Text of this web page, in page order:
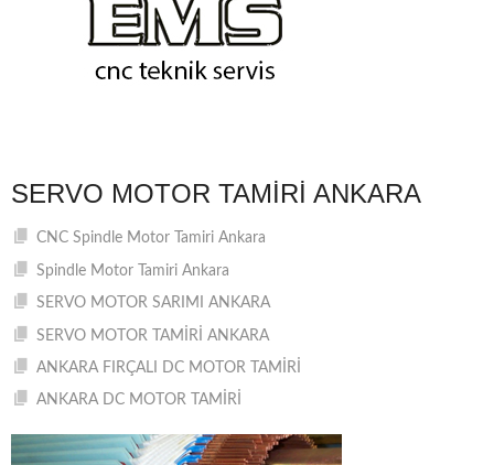
SERVO MOTOR TAMIRI ANKARA
CNC Spindle Motor Tamiri Ankara
Spindle Motor Tamiri Ankara
SERVO MOTOR SARIMI ANKARA
SERVO MOTOR TAMİRİ ANKARA
ANKARA FIRÇALI DC MOTOR TAMİRİ
ANKARA DC MOTOR TAMİRİ